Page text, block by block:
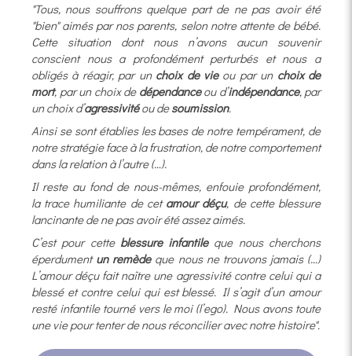
"Tous, nous souffrons quelque part de ne pas avoir été
"bien" aimés par nos parents, selon notre attente de bébé.
Cette situation dont nous n’avons aucun souvenir
conscient nous a profondément perturbés et nous a
obligés à réagir, par un choix de vie ou par un choix de
mort, par un choix de dépendanceou d’indépendance, par
un choix d’agressivitéou desoumission.
Ainsi se sont établies les bases de notre tempérament, de
notre stratégie face à la frustration, de notre comportement
dans la relation à l’autre (…).
Il reste au fond de nous-mêmes, enfouie profondément,
la trace humiliante de cet amour déçu, de cette blessure
lancinante de ne pas avoir été assez aimés.
C’est pour cette blessure infantile que nous cherchons
éperdument un remède que nous ne trouvons jamais (…)
L’amour déçu fait naître une agressivité contre celui qui a
blessé et contre celui qui est blessé. Il s’agit d’un amour
resté infantile tourné vers le moi (l’ego). Nous avons toute
une vie pour tenter de nous réconcilier avec notre histoire".